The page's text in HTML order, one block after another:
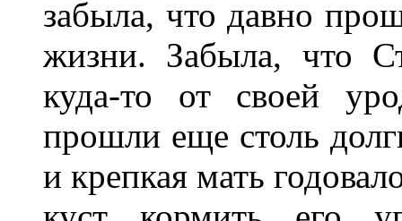
забыла, что давно
жизни. Забыла, что
куда-то от своей
прошли еще столь
и крепкая мать